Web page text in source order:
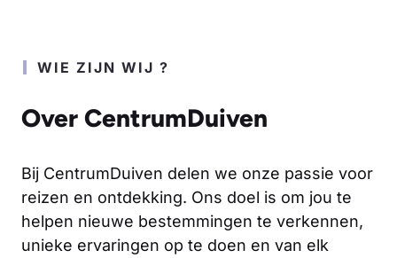
WIE ZIJN WIJ ?
Over CentrumDuiven
Bij CentrumDuiven delen we onze passie voor
reizen en ontdekking. Ons doel is om jou te
helpen nieuwe bestemmingen te verkennen,
unieke ervaringen op te doen en van elk